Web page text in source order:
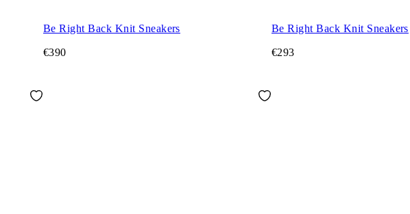
Be Right Back Knit Sneakers
€390
Be Right Back Knit Sneakers
€293